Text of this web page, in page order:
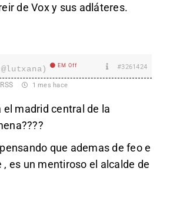
de Vox y sus adláteres.
EM Off #3261424
1 mes hace
el madrid central de la
que ademas de feo e
es un mentiroso el alcalde de